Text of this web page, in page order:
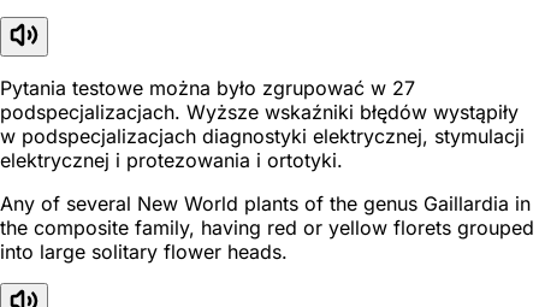
Pytania testowe można było zgrupować w 27
podspecjalizacjach. Wyższe wskaźniki błędów wystąpiły
w podspecjalizacjach diagnostyki elektrycznej, stymulacji
elektrycznej i protezowania i ortotyki.
Any of several New World plants of the genus Gaillardia in
the composite family, having red or yellow florets grouped
into large solitary flower heads.